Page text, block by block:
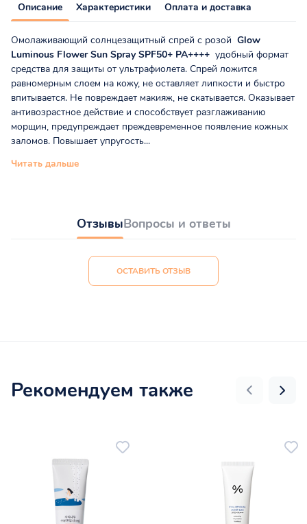
Описание Характеристики Оплата и доставка
Омолаживающий солнцезащитный спрей с розой Glow
Luminous Flower Sun Spray SPF50+ PA++++ удобный формат
средства для защиты от ультрафиолета. Спрей ложится
равномерным слоем на кожу, не оставляет липкости и быстро
впитывается. Не повреждает макияж, не скатывается. Оказывает
антивозрастное действие и способствует разглаживанию
морщин, предупреждает преждевременное появление кожных
заломов. Повышает упругость...
Читать дальше
ОтзывыВопросы и ответы
ОСТАВИТЬ ОТЗЫВ
Рекомендуем также